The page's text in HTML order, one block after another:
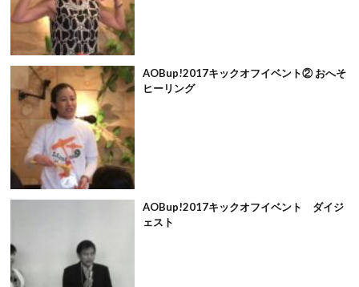
AOBup!2017キックオフイベント② おへそ
ヒーリング
AOBup!2017キックオフイベント ダイジ
ェスト